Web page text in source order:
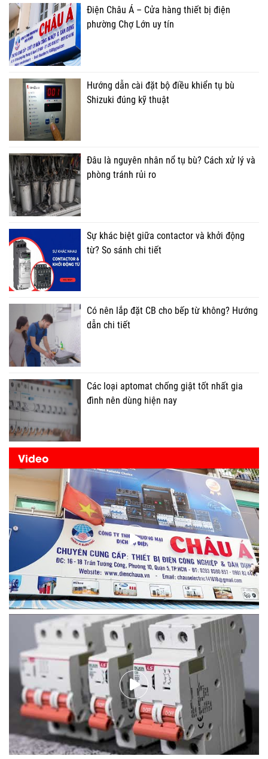
Điện Châu Á – Cửa hàng thiết bị điện
phường Chợ Lớn uy tín
Hướng dẫn cài đặt bộ điều khiển tụ bù
Shizuki đúng kỹ thuật
Đâu là nguyên nhân nổ tụ bù? Cách xử lý và
phòng tránh rủi ro
Sự khác biệt giữa contactor và khởi động
từ? So sánh chi tiết
Có nên lắp đặt CB cho bếp từ không? Hướng
dẫn chi tiết
Các loại aptomat chống giật tốt nhất gia
đình nên dùng hiện nay
Video